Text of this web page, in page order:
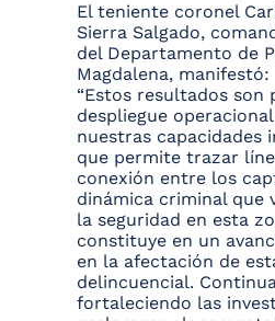
El teniente coronel
Sierra Salgado,
del Departamento de
Magdalena, manifestó:
“Estos resultados son
despliegue
nuestras capacidades
que permite trazar
conexión entre los
dinámica criminal que
la seguridad en esta
constituye en un
en la afectación de
delincuencial.
fortaleciendo las